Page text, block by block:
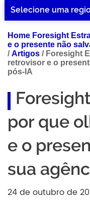
Selecione uma
Home Foresight
e o presente não
/Artigos / Foresight
retrovisor e o
pós-IA
por que
e o
sua
24 de outubro de